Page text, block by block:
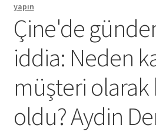
yapın
Çine'de
iddia: Neden
müşteri olarak
oldu? Aydin